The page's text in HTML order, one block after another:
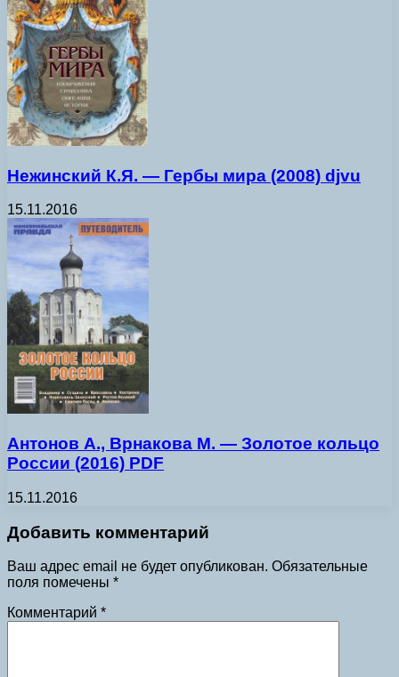
Нежинский К.Я. — Гербы мира (2008) djvu
15.11.2016
Антонов А., Врнакова М. — Золотое кольцо
России (2016) PDF
15.11.2016
Добавить комментарий
Ваш адрес email не будет опубликован. Обязательные
поля помечены *
Комментарий *